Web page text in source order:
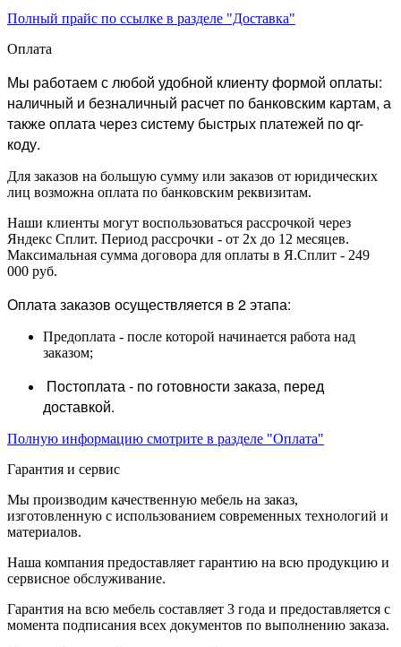
Полный прайс по ссылке в разделе "Доставка"
Оплата
Мы работаем с любой удобной клиенту формой оплаты:
наличный и безналичный расчет по банковским картам, а
также оплата через систему быстрых платежей по qr-
коду.
Для заказов на большую сумму или заказов от юридических
лиц возможна оплата по банковским реквизитам.
Наши клиенты могут воспользоваться рассрочкой через
Яндекс Сплит. Период рассрочки - от 2х до 12 месяцев.
Максимальная сумма договора для оплаты в Я.Сплит - 249
000 руб.
Оплата заказов осуществляется в 2 этапа:
Предоплата - после которой начинается работа над
заказом;
Постоплата - по готовности заказа, перед
доставкой.
Полную информацию смотрите в разделе "Оплата"
Гарантия и сервис
Мы производим качественную мебель на заказ,
изготовленную с использованием современных технологий и
материалов.
Наша компания предоставляет гарантию на всю продукцию и
сервисное обслуживание.
Гарантия на всю мебель составляет 3 года и предоставляется с
момента подписания всех документов по выполнению заказа.